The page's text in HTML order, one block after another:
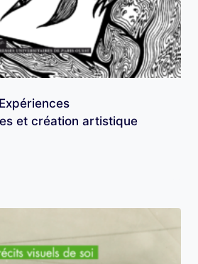
et création artistique